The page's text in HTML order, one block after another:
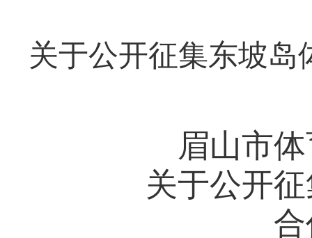
关于公开征集东坡
眉山市
关于公开